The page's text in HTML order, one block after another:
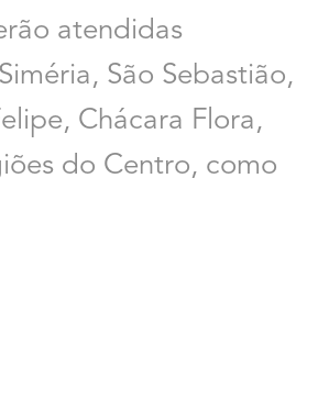
atendidas
São Sebastião,
Chácara Flora,
do Centro, como